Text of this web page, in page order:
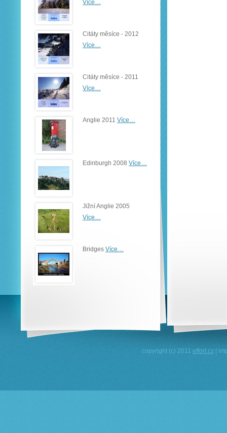
Více…
Citáty měsíce - 2012
Více…
Citáty měsíce - 2011
Více…
Anglie 2011 Více…
Edinburgh 2008 Více…
Jižní Anglie 2005
Více…
Bridges Více…
copyright (c) 2011 effort.cz |